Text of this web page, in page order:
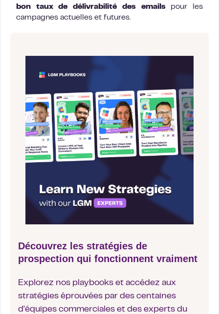
bon taux de délivrabilité des emails pour les
campagnes actuelles et futures.
Découvrez les stratégies de
prospection qui fonctionnent vraiment
Explorez nos playbooks et accédez aux
stratégies éprouvées par des centaines
d'équipes commerciales et des experts du